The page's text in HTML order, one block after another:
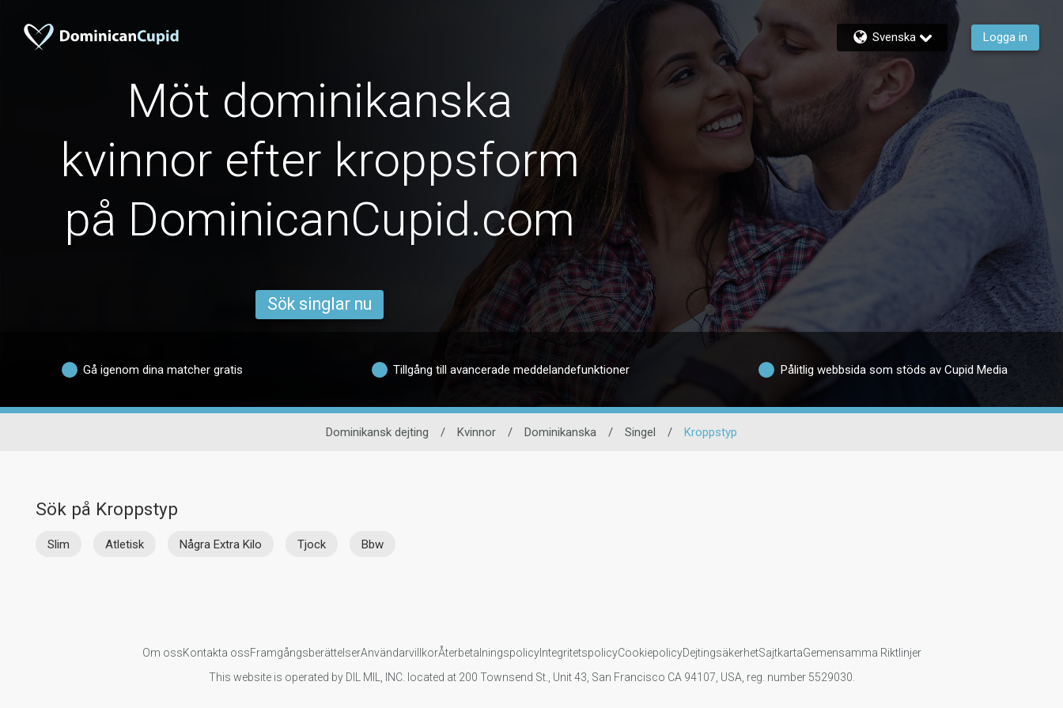
Svenska Logga in
Möt dominikanska
kvinnor efter kroppsform
på DominicanCupid.com
Sök singlar nu
Gå igenom dina matcher gratis Tillgång till avancerade meddelandefunktioner Pålitlig webbsida som stöds av Cupid Media
Dominikansk dejting / Kvinnor / Dominikanska / Singel / Kroppstyp
Sök på Kroppstyp
Slim Atletisk Några Extra Kilo Tjock Bbw
Om ossKontakta ossFramgångsberättelserAnvändarvillkorÅterbetalningspolicyIntegritetspolicyCookiepolicyDejtingsäkerhetSajtkartaGemensamma Riktlinjer
This website is operated by DIL MIL, INC. located at 200 Townsend St., Unit 43, San Francisco CA 94107, USA, reg. number 5529030.